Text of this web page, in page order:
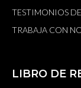
TESTIMONIOS
TRABAJA CON
LIBRO DE